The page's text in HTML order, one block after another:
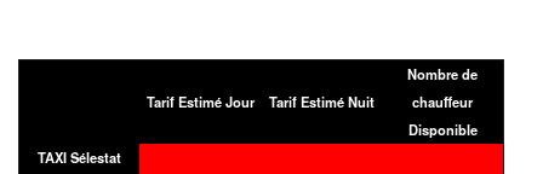
Tarif Estimé Jour Tarif Estimé Nuit
Nombre de
chauffeur
Disponible
TAXI Sélestat